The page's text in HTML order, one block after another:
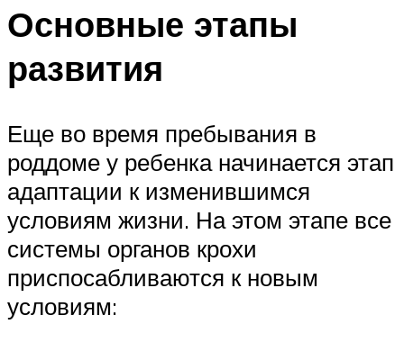
Основные этапы
развития
Еще во время пребывания в
роддоме у ребенка начинается этап
адаптации к изменившимся
условиям жизни. На этом этапе все
системы органов крохи
приспосабливаются к новым
условиям: